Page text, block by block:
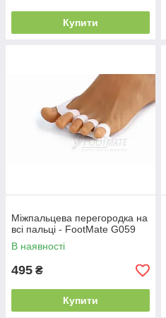
Купити
Міжпальцева перегородка на
всі пальці - FootMate G059
В наявності
495 ₴
Купити